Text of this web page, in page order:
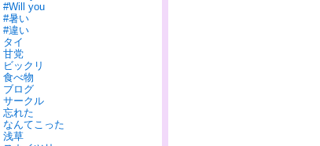
#Will you
#暑い
#違い
タイ
甘党
ビックリ
食べ物
ブログ
サークル
忘れた
なんてこった
浅草